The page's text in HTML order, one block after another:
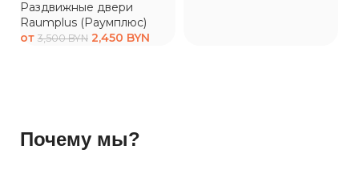
Раздвижные двери
Raumplus (Раумплюс)
от 3,500BYN 2,450 BYN
Почему мы?